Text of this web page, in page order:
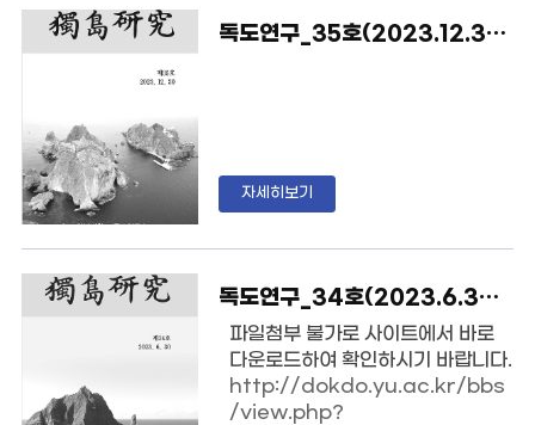
독도연구_35호(2023.12.30)_영남대독도연구소
자세히보기
독도연구_34호(2023.6.30)_영남대독도연구소
파일첨부 불가로 사이트에서 바로
다운로드하여 확인하시기 바랍니다.
http://dokdo.yu.ac.kr/bbs
/view.php?